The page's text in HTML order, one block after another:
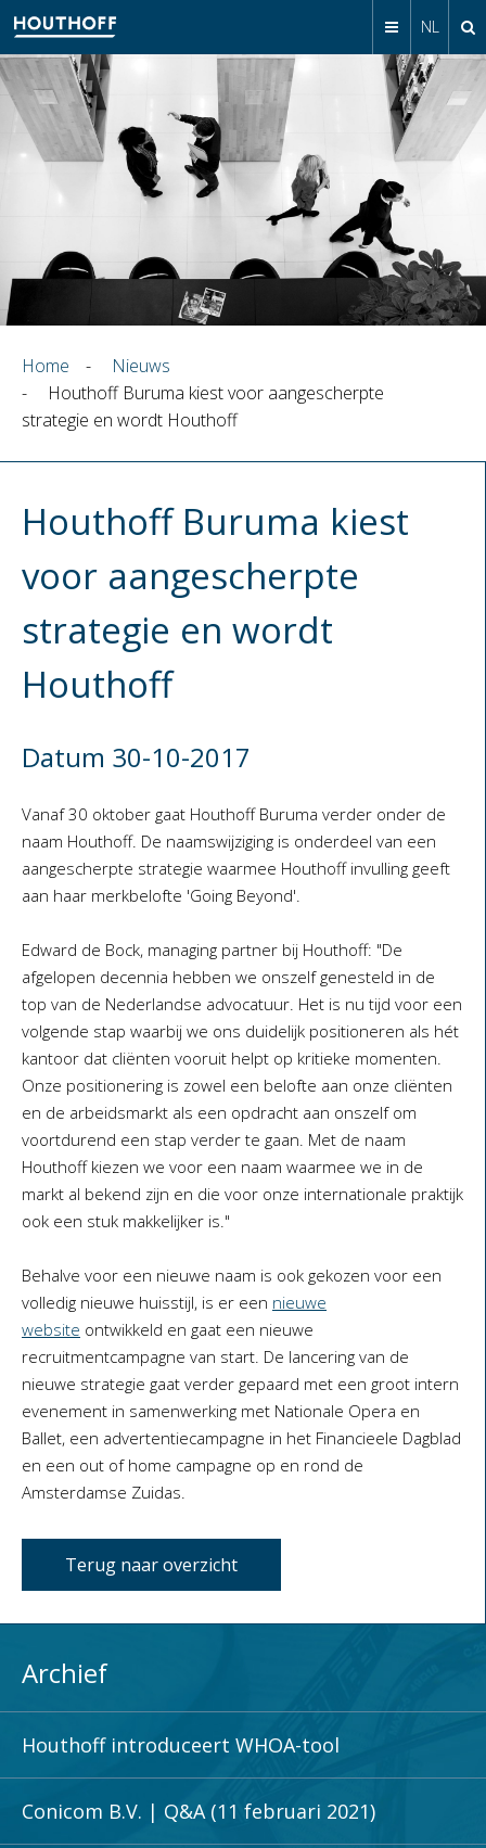
NL
Home -
Nieuws
-
Houthoff Buruma kiest voor aangescherpte
strategie en wordt Houthoff
Houthoff Buruma kiest
voor aangescherpte
strategie en wordt
Houthoff
Datum 30-10-2017
Vanaf 30 oktober gaat Houthoff Buruma verder onder de
naam Houthoff. De naamswijziging is onderdeel van een
aangescherpte strategie waarmee Houthoff invulling geeft
aan haar merkbelofte 'Going Beyond'.
Edward de Bock, managing partner bij Houthoff: "De
afgelopen decennia hebben we onszelf genesteld in de
top van de Nederlandse advocatuur. Het is nu tijd voor een
volgende stap waarbij we ons duidelijk positioneren als hét
kantoor dat cliënten vooruit helpt op kritieke momenten.
Onze positionering is zowel een belofte aan onze cliënten
en de arbeidsmarkt als een opdracht aan onszelf om
voortdurend een stap verder te gaan. Met de naam
Houthoff kiezen we voor een naam waarmee we in de
markt al bekend zijn en die voor onze internationale praktijk
ook een stuk makkelijker is."
Behalve voor een nieuwe naam is ook gekozen voor een
volledig nieuwe huisstijl, is er een nieuwe
website ontwikkeld en gaat een nieuwe
recruitmentcampagne van start. De lancering van de
nieuwe strategie gaat verder gepaard met een groot intern
evenement in samenwerking met Nationale Opera en
Ballet, een advertentiecampagne in het Financieele Dagblad
en een out of home campagne op en rond de
Amsterdamse Zuidas.
Terug naar overzicht
Archief
Houthoff introduceert WHOA-tool
Conicom B.V. | Q&A (11 februari 2021)